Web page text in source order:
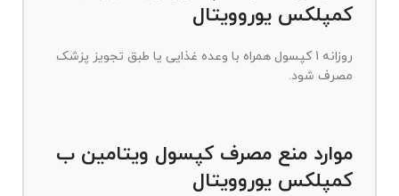
کمپلکس یوروویتال
روزانه 1 کپسول همراه با وعده غذایی یا طبق تجویز پزشک
مصرف شود.
موارد منع مصرف کپسول ویتامین ب
کمپلکس یوروویتال